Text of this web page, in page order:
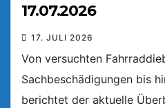
17.07.2026
17. JULI 2026
Von versuchten
Sachbeschädigungen bis
berichtet der aktuelle